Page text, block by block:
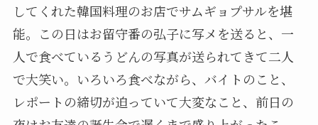
してくれた韓国料理のお店でサムギョプサルを堪
能。この日はお留守番の弘子に写メを送ると、一
人で食べているうどんの写真が送られてきて二人
で大笑い。いろいろ食べながら、バイトのこと、
レポートの締切が迫っていて大変なこと、前日の